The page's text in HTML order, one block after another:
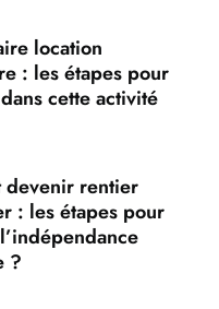
location
: les étapes pour
cette activité
devenir rentier
: les étapes pour
?